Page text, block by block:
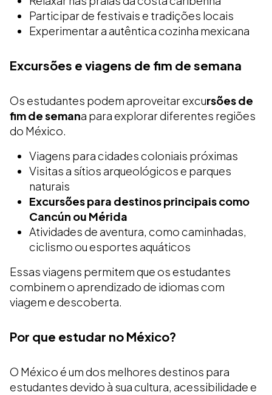
Participar de festivais e tradições locais
Experimentar a autêntica cozinha mexicana
Excursões e viagens de fim de semana
Os estudantes podem aproveitar excursões de
fim de semana para explorar diferentes regiões
do México.
Viagens para cidades coloniais próximas
Visitas a sítios arqueológicos e parques
naturais
Excursões para destinos principais como
Cancún ou Mérida
Atividades de aventura, como caminhadas,
ciclismo ou esportes aquáticos
Essas viagens permitem que os estudantes
combinem o aprendizado de idiomas com
viagem e descoberta.
Por que estudar no México?
O México é um dos melhores destinos para
estudantes devido à sua cultura, acessibilidade e